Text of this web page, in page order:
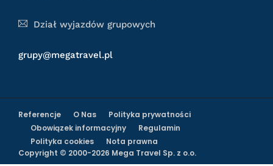
Dział wyjazdów grupowych
grupy@megatravel.pl
Referencje O Nas
Polityka prywatności
Obowiązek informacyjny
Regulamin
Polityka cookies
Nota prawna
Copyright © 2000-2026 Mega Travel Sp. z o.o.